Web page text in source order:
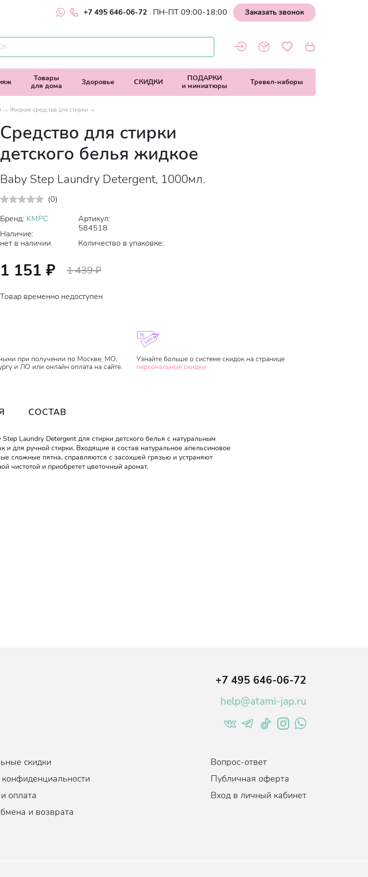
+7 495 646-06-72 ПН-ПТ 09:00-18:00 Заказать звонок
Товары
для дома
Здоровье СКИДКИ
ПОДАРКИ
и миниатюры
Тревел-наборы
Жидкие средства для стирки
Средство для стирки
детского белья жидкое
Baby Step Laundry Detergent, 1000мл.
(0)
Бренд: KMPC
Наличие:
нет в наличии
Артикул:
584518
Количество в упаковке:
1 151 ₽ 1 439₽
Товар временно недоступен
при получении по Москве, МО,
и ЛО или онлайн оплата на сайте.
Узнайте больше о системе скидок на странице
персональные скидки.
СОСТАВ
Laundry Detergent для стирки детского белья с натуральным
и для ручной стирки. Входящие в состав натуральное апельсиновое
сложные пятна, справляются с засохшей грязью и устраняют
чистотой и приобретет цветочный аромат.
для человека и окружающей среды.
+7 495 646-06-72
help@atami-jap.ru
скидки
оплата
и возврата
Вопрос-ответ
Публичная оферта
Вход в личный кабинет